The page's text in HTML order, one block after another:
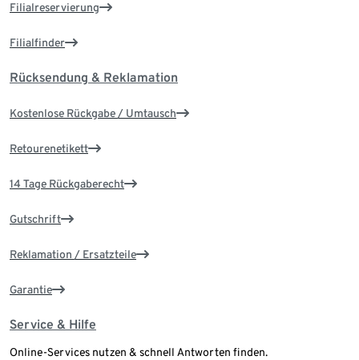
Filialreservierung
Filialfinder
Rücksendung & Reklamation
Kostenlose Rückgabe / Umtausch
Retourenetikett
14 Tage Rückgaberecht
Gutschrift
Reklamation / Ersatzteile
Garantie
Service & Hilfe
Online-Services nutzen & schnell Antworten finden.